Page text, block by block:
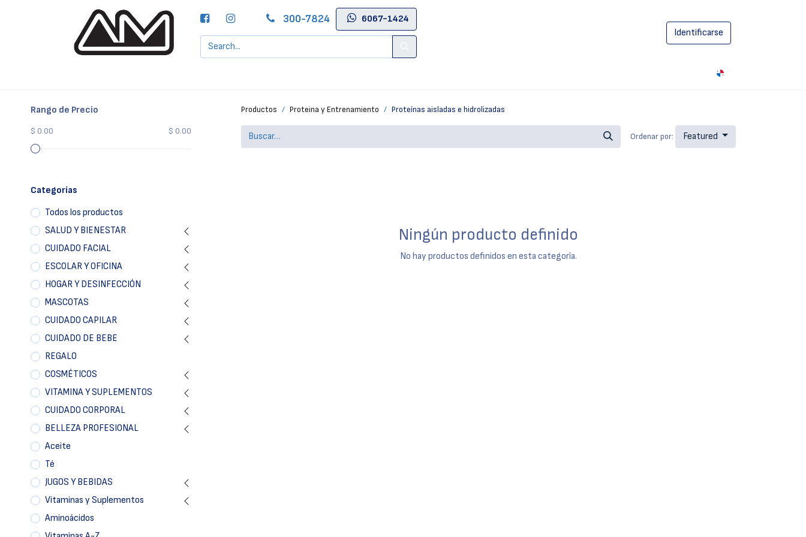
300-7824
6067-1424
Identificarse
Rango de Precio
$ 0.00 $ 0.00
Categorías
Todos los productos
SALUD Y BIENESTAR
CUIDADO FACIAL
ESCOLAR Y OFICINA
HOGAR Y DESINFECCIÓN
MASCOTAS
CUIDADO CAPILAR
CUIDADO DE BEBE
REGALO
COSMÉTICOS
VITAMINA Y SUPLEMENTOS
CUIDADO CORPORAL
BELLEZA PROFESIONAL
Aceite
Té
JUGOS Y BEBIDAS
Vitaminas y Suplementos
Aminoácidos
Productos Proteina y Entrenamiento Proteínas aisladas e hidrolizadas
Ordenar por: Featured
Ningún producto definido
No hay productos definidos en esta categoría.